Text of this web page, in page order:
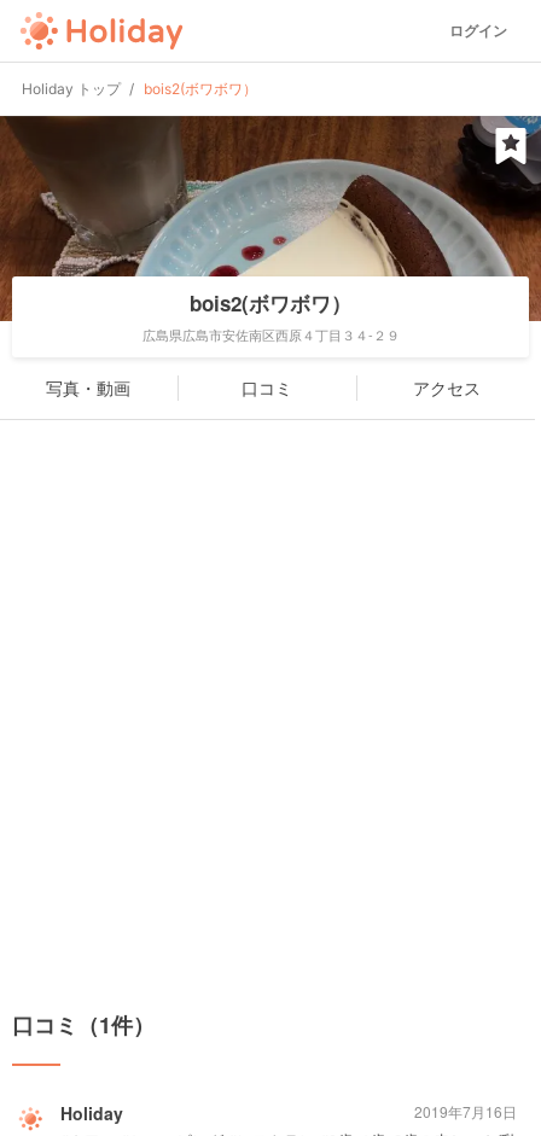
ログイン
Holiday トップ bois2(ボワボワ）
bois2(ボワボワ）
広島県広島市安佐南区西原４丁目３４-２９
写真・動画 口コミ アクセス
口コミ（1件）
Holiday 2019年7月16日